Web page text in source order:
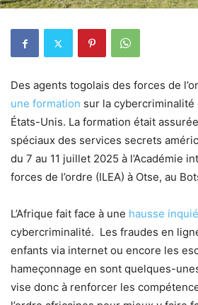
Des agents togolais des forces de
une formation sur la cybercriminalité
États-Unis. La formation était
spéciaux des services secrets
du 7 au 11 juillet 2025 à l’Académie
forces de l’ordre (ILEA) à Otse, au
L’Afrique fait face à une hausse
cybercriminalité. Les fraudes en
enfants via internet ou encore les
hameçonnage en sont quelques-
vise donc à renforcer les